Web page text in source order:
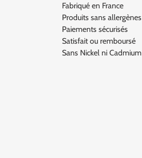
Fabriqué en France
Produits sans allergènes
Paiements sécurisés
Satisfait ou remboursé
Sans Nickel ni Cadmium